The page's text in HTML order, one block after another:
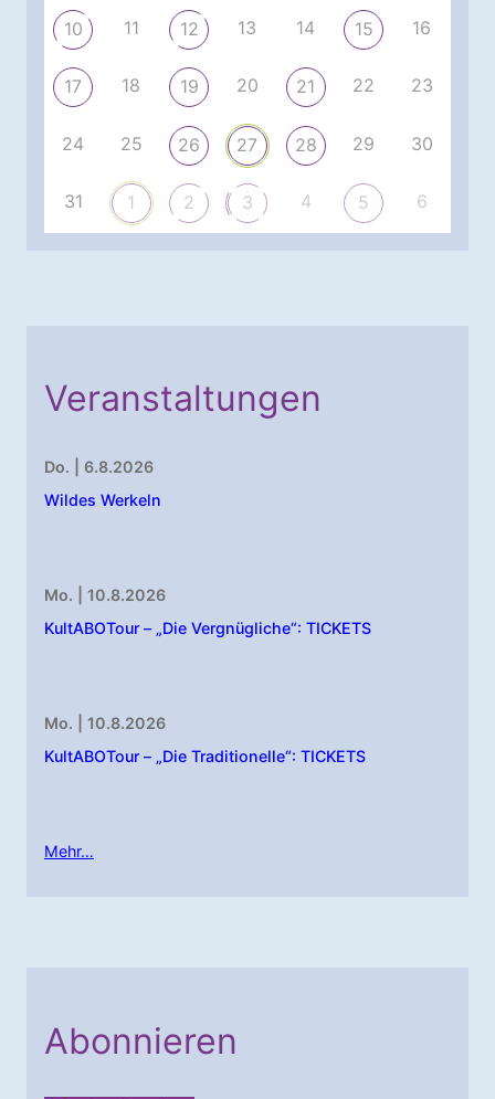
10 11 12 13 14 15 16
17 18 19 20 21 22 23
24 25 26 27 28 29 30
31 1 2 3 4 5 6
Veranstaltungen
Do. | 6.8.2026
Wildes Werkeln
Mo. | 10.8.2026
KultABOTour – „Die Vergnügliche“: TICKETS
Mo. | 10.8.2026
KultABOTour – „Die Traditionelle“: TICKETS
Mehr…
Abonnieren